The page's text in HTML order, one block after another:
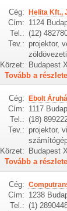
Cég: Helita Kft.,
Cím: 1124
Tel.: (12)
Tev.: projektor,
Körzet: Budapest
Tovább a
Cég: Ebolt
Cím: 1117
Tel.: (18)
Tev.: projektor,
Körzet:
Budapest
Tovább a
Cég:
Cím: 1238
Tel.: (1)